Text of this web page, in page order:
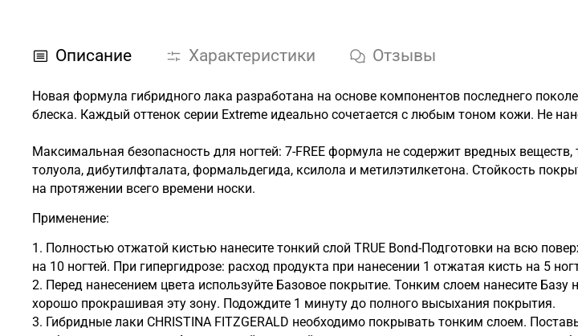
Описание Характеристики Отзывы
Новая формула гибридного лака разработана на основе компонентов последнего
блеска. Каждый оттенок серии Extreme идеально сочетается с любым тоном кожи. Не
Максимальная безопасность для ногтей: 7-FREE формула не содержит вредных
толуола, дибутилфталата, формальдегида, ксилола и метилэтилкетона. Стойкость
на протяжении всего времени носки.
Применение:
1. Полностью отжатой кистью нанесите тонкий слой TRUE Bond-Подготовки на всю
на 10 ногтей. При гипергидрозе: расход продукта при нанесении 1 отжатая кисть на 5
2. Перед нанесением цвета используйте Базовое покрытие. Тонким слоем нанесите
хорошо прокрашивая эту зону. Подождите 1 минуту до полного высыхания покрытия.
3. Гибридные лаки CHRISTINA FITZGERALD необходимо покрывать тонким слоем.